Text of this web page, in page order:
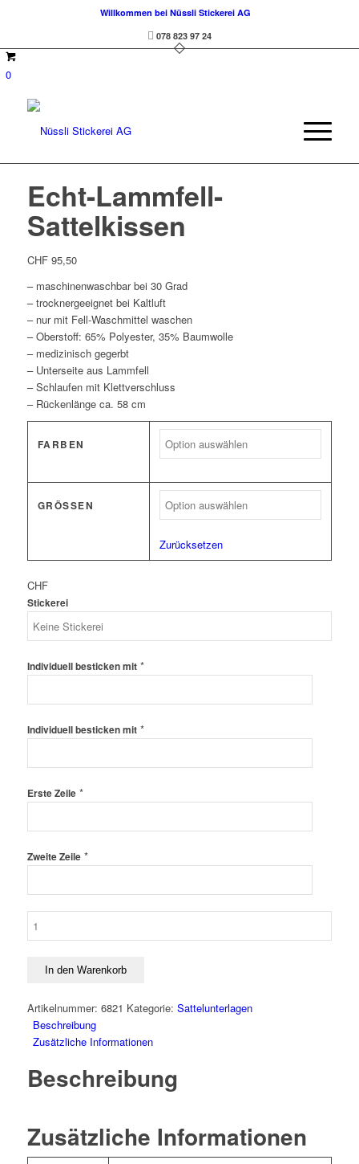
Willkommen bei Nüssli Stickerei AG
078 823 97 24
0
Echt-Lammfell-
Sattelkissen
CHF95,50
– maschinenwaschbar bei 30 Grad
– trocknergeeignet bei Kaltluft
– nur mit Fell-Waschmittel waschen
– Oberstoff: 65% Polyester, 35% Baumwolle
– medizinisch gegerbt
– Unterseite aus Lammfell
– Schlaufen mit Klettverschluss
– Rückenlänge ca. 58 cm
FARBEN
GRÖSSEN
Zurücksetzen
CHF
Stickerei
Individuell besticken mit*
Individuell besticken mit*
Erste Zeile*
Zweite Zeile*
MengeIn den Warenkorb
Artikelnummer: 6821 Kategorie: Sattelunterlagen
Beschreibung
Zusätzliche Informationen
Beschreibung
Zusätzliche Informationen